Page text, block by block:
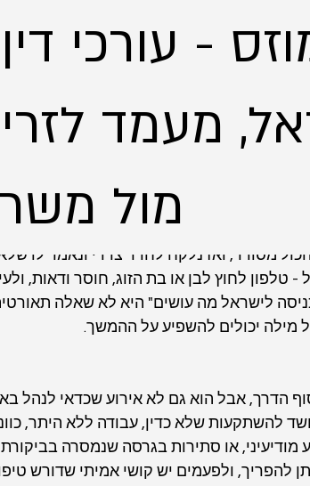
- עורכי
מעמד
לישראל - מה עושים
מסודר, ואז נלקח לחדר צדדי ונאמר לו
- טלפון לחוץ לבן או בת הזוג, חוסר ודאות,
לישראל מה עושים" היא לא שאלה
מילה יכולים להשפיע על ההמשך.
הדרך, אבל הוא גם לא אירוע שכדאי לנהל
להשתקעות שלא כדין, עבודה ללא היתר,
מודיעיני, או סתירות בגרסה שנמסרה
ולפעמים יש קושי אמיתי שדורש